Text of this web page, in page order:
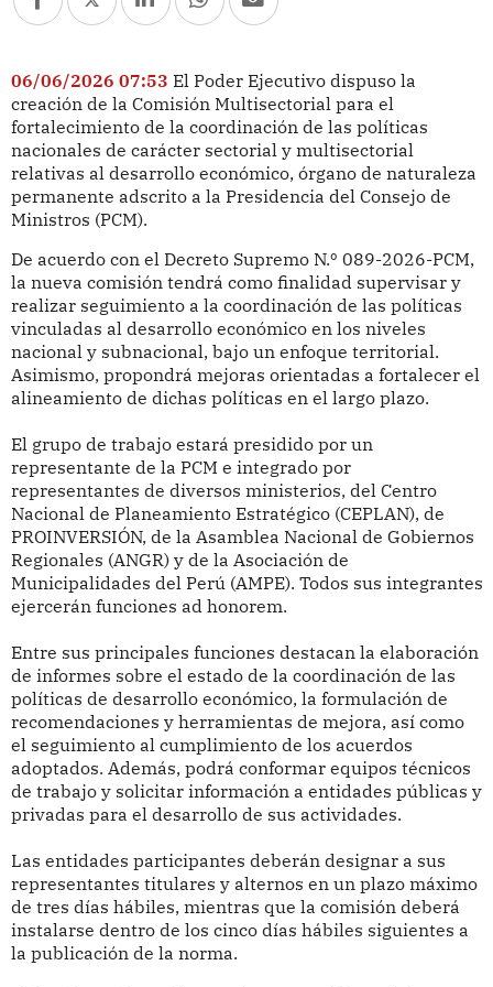
06/06/2026 07:53 El Poder Ejecutivo dispuso la
creación de la Comisión Multisectorial para el
fortalecimiento de la coordinación de las políticas
nacionales de carácter sectorial y multisectorial
relativas al desarrollo económico, órgano de naturaleza
permanente adscrito a la Presidencia del Consejo de
Ministros (PCM).
De acuerdo con el Decreto Supremo N.º 089-2026-PCM,
la nueva comisión tendrá como finalidad supervisar y
realizar seguimiento a la coordinación de las políticas
vinculadas al desarrollo económico en los niveles
nacional y subnacional, bajo un enfoque territorial.
Asimismo, propondrá mejoras orientadas a fortalecer el
alineamiento de dichas políticas en el largo plazo.
El grupo de trabajo estará presidido por un
representante de la PCM e integrado por
representantes de diversos ministerios, del Centro
Nacional de Planeamiento Estratégico (CEPLAN), de
PROINVERSIÓN, de la Asamblea Nacional de Gobiernos
Regionales (ANGR) y de la Asociación de
Municipalidades del Perú (AMPE). Todos sus integrantes
ejercerán funciones ad honorem.
Entre sus principales funciones destacan la elaboración
de informes sobre el estado de la coordinación de las
políticas de desarrollo económico, la formulación de
recomendaciones y herramientas de mejora, así como
el seguimiento al cumplimiento de los acuerdos
adoptados. Además, podrá conformar equipos técnicos
de trabajo y solicitar información a entidades públicas y
privadas para el desarrollo de sus actividades.
Las entidades participantes deberán designar a sus
representantes titulares y alternos en un plazo máximo
de tres días hábiles, mientras que la comisión deberá
instalarse dentro de los cinco días hábiles siguientes a
la publicación de la norma.